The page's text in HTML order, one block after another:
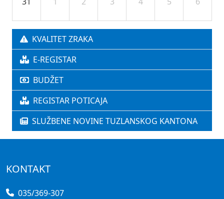
KVALITET ZRAKA
E-REGISTAR
BUDŽET
REGISTAR POTICAJA
SLUŽBENE NOVINE TUZLANSKOG KANTONA
KONTAKT
035/369-307